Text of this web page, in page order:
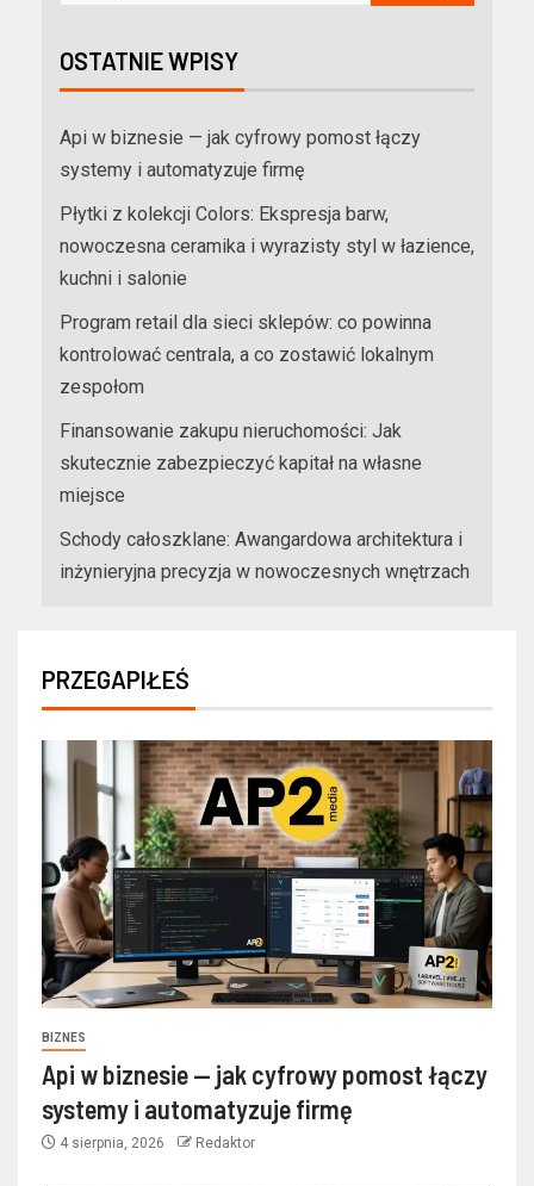
OSTATNIE WPISY
Api w biznesie — jak cyfrowy pomost łączy
systemy i automatyzuje firmę
Płytki z kolekcji Colors: Ekspresja barw,
nowoczesna ceramika i wyrazisty styl w łazience,
kuchni i salonie
Program retail dla sieci sklepów: co powinna
kontrolować centrala, a co zostawić lokalnym
zespołom
Finansowanie zakupu nieruchomości: Jak
skutecznie zabezpieczyć kapitał na własne
miejsce
Schody całoszklane: Awangardowa architektura i
inżynieryjna precyzja w nowoczesnych wnętrzach
PRZEGAPIŁEŚ
BIZNES
Api w biznesie — jak cyfrowy pomost łączy
systemy i automatyzuje firmę
4 sierpnia, 2026 Redaktor